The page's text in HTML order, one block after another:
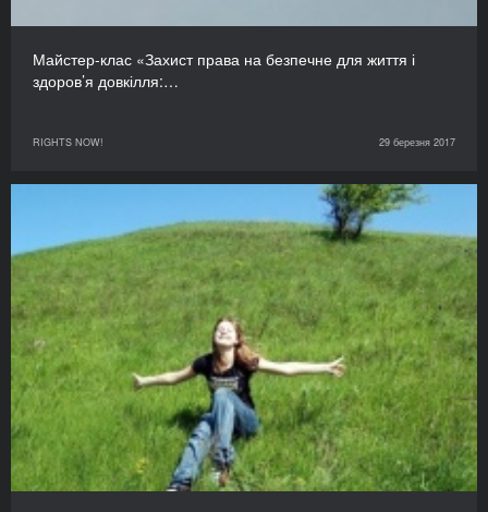
Майстер-клас «Захист права на безпечне для життя і
здоров’я довкілля:…
RIGHTS NOW! 29 березня 2017